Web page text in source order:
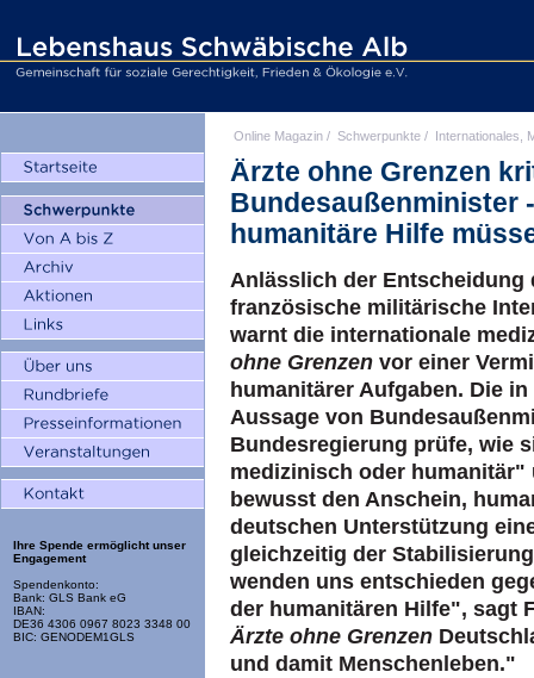
Ihre Spende ermöglicht unser
Engagement
Spendenkonto:
Bank: GLS Bank eG
IBAN:
DE36 4306 0967 8023 3348 00
BIC: GENODEM1GLS
Online Magazin / Schwerpunkte / Internationales,
Ärzte ohne Grenzen
Bundesaußenminister
humanitäre Hilfe
Anlässlich der Entscheidung
französische militärische
warnt die internationale
ohne Grenzen vor einer
humanitärer Aufgaben. Die
Aussage von
Bundesregierung prüfe, wie
medizinisch oder
bewusst den Anschein,
deutschen Unterstützung
gleichzeitig der
wenden uns entschieden
der humanitären Hilfe", sagt
Ärzte ohne Grenzen
und damit Menschenleben."